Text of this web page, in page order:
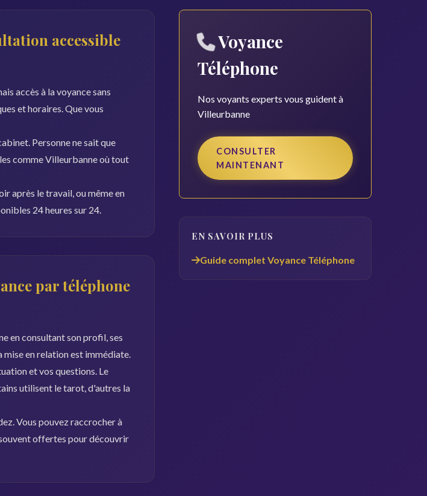
accessible
accès à la voyance sans
et horaires. Que vous
Personne ne sait que
comme Villeurbanne où tout
après le travail, ou même en
24 heures sur 24.
par téléphone
en consultant son profil, ses
mise en relation est immédiate.
et vos questions. Le
utilisent le tarot, d'autres la
Vous pouvez raccrocher à
offertes pour découvrir
Voyance
Téléphone
Nos voyants experts vous guident à
Villeurbanne
CONSULTER
MAINTENANT
EN SAVOIR PLUS
Guide complet Voyance Téléphone